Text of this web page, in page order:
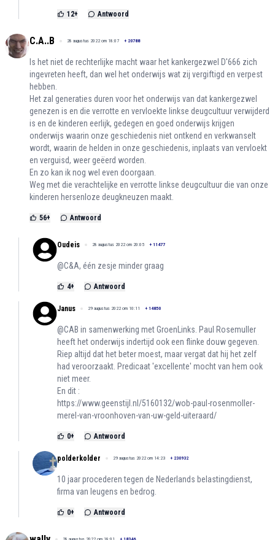
12+ Antwoord
C.A..B 28 augustus 2022 om 18:07 + 20788
Is het niet de rechterlijke macht waar het kankergezwel D'666 zich
ingevreten heeft, dan wel het onderwijs wat zij vergiftigd en verpest
hebben.
Het zal generaties duren voor het onderwijs van dat kankergezwel
genezen is en die verrotte en vervloekte linkse deugcultuur verwijderd
is en de kinderen eerlijk, gedegen en goed onderwijs krijgen
onderwijs waarin onze geschiedenis niet ontkend en verkwanselt
wordt, waarin de helden in onze geschiedenis, inplaats van vervloekt
en verguisd, weer geëerd worden.
En zo kan ik nog wel even doorgaan.
Weg met die verachtelijke en verrotte linkse deugcultuur die van onze
kinderen hersenloze deugkneuzen maakt.
56+ Antwoord
Oudeis 28 augustus 2022 om 20:05 + 11477
@C&A, één zesje minder graag
4+ Antwoord
Janus 29 augustus 2022 om 10:11 + 14850
@CAB in samenwerking met GroenLinks. Paul Rosemuller
heeft het onderwijs indertijd ook een flinke douw gegeven.
Riep altijd dat het beter moest, maar vergat dat hij het zelf
had veroorzaakt. Predicaat 'excellente' mocht van hem ook
niet meer.
En dit :
https://www.geenstijl.nl/5160132/wob-paul-rosenmoller-
merel-van-vroonhoven-van-uw-geld-uiteraard/
0+ Antwoord
polderkolder 29 augustus 2022 om 14:23 + 230932
10 jaar procederen tegen de Nederlands belastingdienst,
firma van leugens en bedrog.
0+ Antwoord